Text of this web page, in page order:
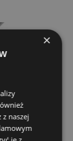
×
naszej